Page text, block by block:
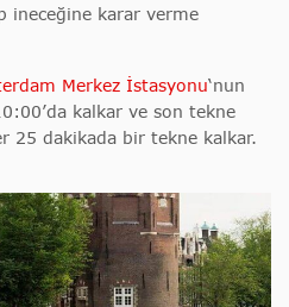
ineceğine karar verme
Merkez İstasyonu‘nun
kalkar ve son tekne
25 dakikada bir tekne kalkar.